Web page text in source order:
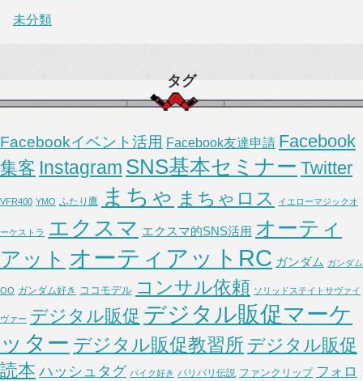
未分類
タグ
Facebookイベント活用 Facebook友達申請 Facebook
集客 Instagram SNS基本セミナー Twitter
VFR400 YMO ふたり鷹 まちゃ まちゃロス イエローマジックオ
ーケストラ エクスマ エクスマ的SNS活用 オーティ
アット オーティアットRC ガンダム ガンダム
OO ガンダム好き ココモデル コンサル依頼 ソリッドステイトサヴァイ
ヴァー デジタル販促 デジタル販促マーケ
ッター デジタル販促教習所 デジタル販促
読本 ハッシュタグ バイク好き バリバリ伝説 ファンクリップ フォロ